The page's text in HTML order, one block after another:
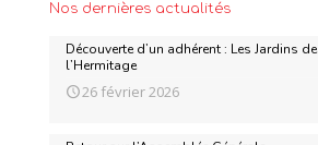
Nos dernières actualités
Découverte d’un adhérent : Les Jardins de
l’Hermitage
26 février 2026